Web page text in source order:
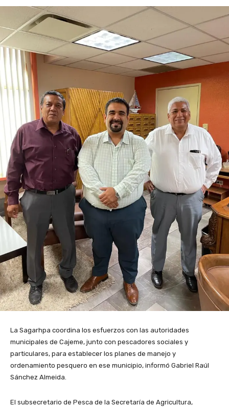
La Sagarhpa coordina los esfuerzos con las autoridades
municipales de Cajeme, junto con pescadores sociales y
particulares, para establecer los planes de manejo y
ordenamiento pesquero en ese municipio, informó Gabriel Raúl
Sánchez Almeida.
El subsecretario de Pesca de la Secretaría de Agricultura,